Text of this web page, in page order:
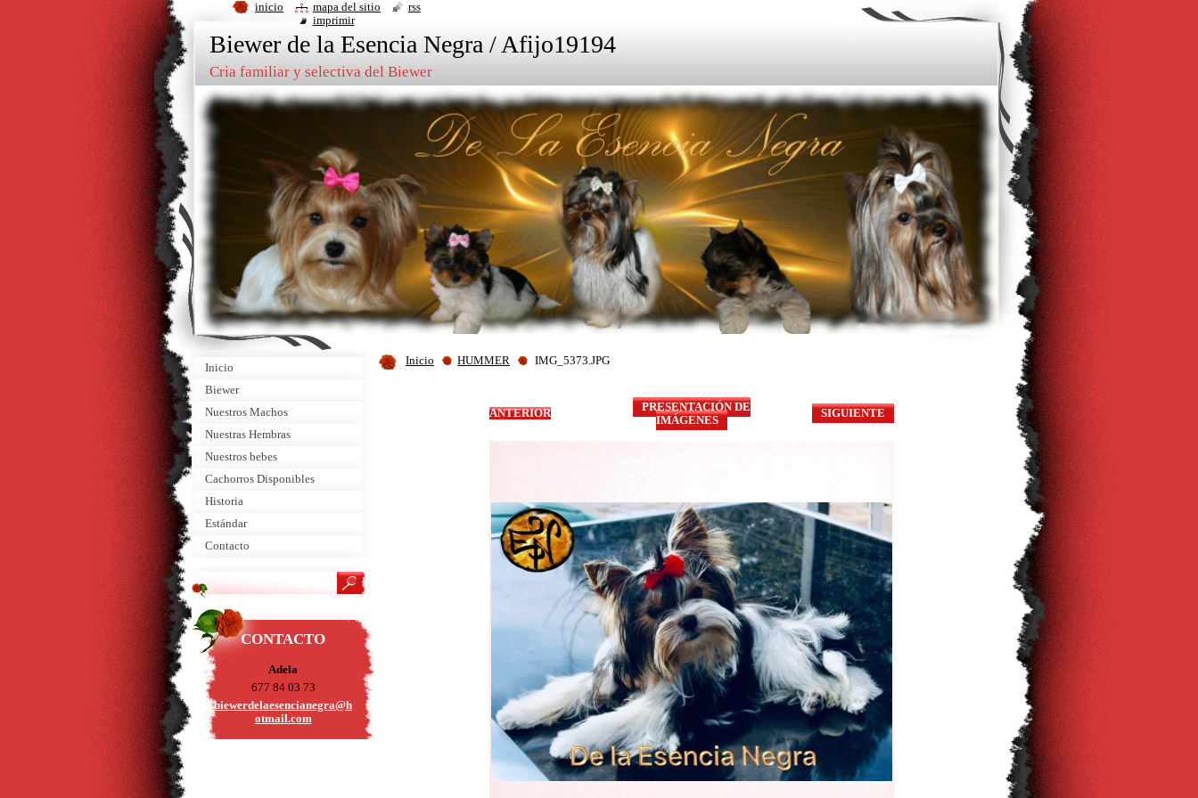
Biewer de la Esencia Negra / Afijo19194
Cria familiar y selectiva del Biewer
Inicio HUMMER IMG_5373.JPG
ANTERIOR
PRESENTACIÓN DE
IMÁGENES
SIGUIENTE
Inicio
Biewer
Nuestros Machos
Nuestras Hembras
Nuestros bebes
Cachorros Disponibles
Historia
Estándar
Contacto
CONTACTO
Adela
677 84 03 73
biewerdelaesencianegra@h
otmail.com
inicio mapa del sitio
rss
imprimir